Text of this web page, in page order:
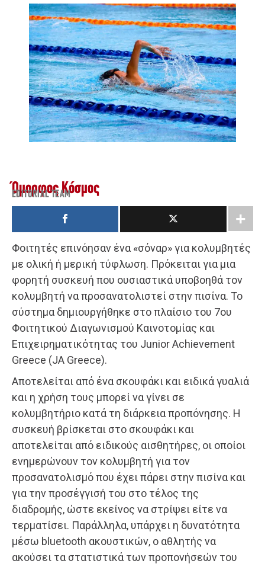
Όμορφος Κόσμος
EDITORIAL TEAM
Φοιτητές επινόησαν ένα «σόναρ» για κολυμβητές
με ολική ή μερική τύφλωση. Πρόκειται για μια
φορητή συσκευή που ουσιαστικά υποβοηθά τον
κολυμβητή να προσανατολιστεί στην πισίνα. Το
σύστημα δημιουργήθηκε στο πλαίσιο του 7ου
Φοιτητικού Διαγωνισμού Καινοτομίας και
Επιχειρηματικότητας του Junior Achievement
Greece (JA Greece).
Αποτελείται από ένα σκουφάκι και ειδικά γυαλιά
και η χρήση τους μπορεί να γίνει σε
κολυμβητήριο κατά τη διάρκεια προπόνησης. Η
συσκευή βρίσκεται στο σκουφάκι και
αποτελείται από ειδικούς αισθητήρες, οι οποίοι
ενημερώνουν τον κολυμβητή για τον
προσανατολισμό που έχει πάρει στην πισίνα και
για την προσέγγισή του στο τέλος της
διαδρομής, ώστε εκείνος να στρίψει είτε να
τερματίσει. Παράλληλα, υπάρχει η δυνατότητα
μέσω bluetooth ακουστικών, ο αθλητής να
ακούσει τα στατιστικά των προπονήσεών του